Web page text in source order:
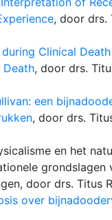
, door drs.
during Clinical
Death, door drs.
een
, door drs.
en het
grondslagen
door drs. Titus
over